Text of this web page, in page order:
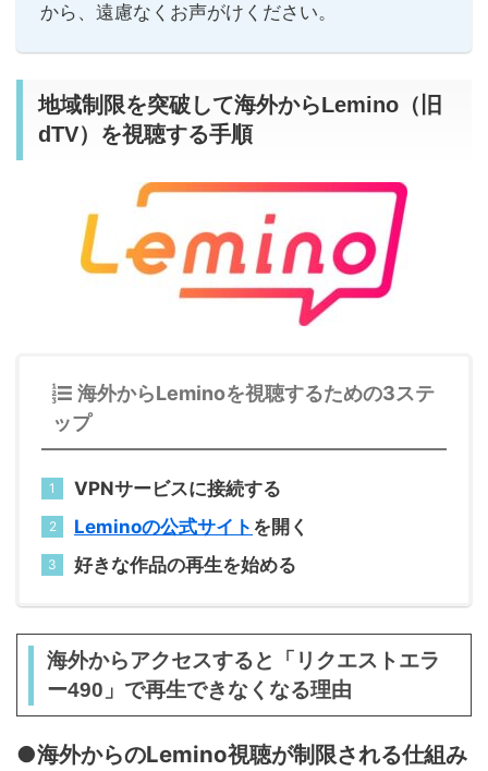
から、遠慮なくお声がけください。
地域制限を突破して海外からLemino（旧
dTV）を視聴する手順
海外からLeminoを視聴するための3ステ
ップ
VPNサービスに接続する
Leminoの公式サイト を開く
好きな作品の再生を始める
海外からアクセスすると「リクエストエラ
ー490」で再生できなくなる理由
●海外からのLemino視聴が制限される仕組み